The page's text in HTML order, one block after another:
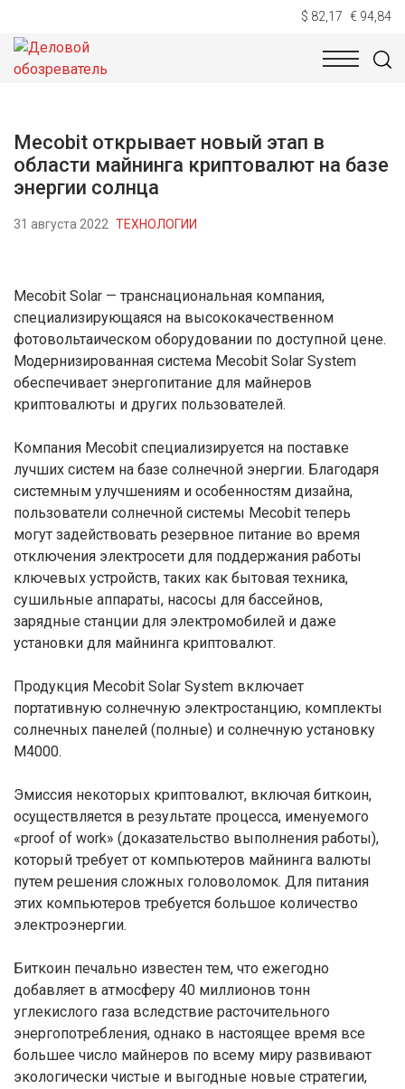
$ 82,17 € 94,84
НОВОСТИ
Mecobit открывает новый этап в
области майнинга криптовалют на базе
энергии солнца
31 августа 2022 ТЕХНОЛОГИИ
Mecobit Solar — транснациональная компания,
специализирующаяся на высококачественном
фотовольтаическом оборудовании по доступной цене.
Модернизированная система Mecobit Solar System
обеспечивает энергопитание для майнеров
криптовалюты и других пользователей.
Компания Mecobit специализируется на поставке
лучших систем на базе солнечной энергии. Благодаря
системным улучшениям и особенностям дизайна,
пользователи солнечной системы Mecobit теперь
могут задействовать резервное питание во время
отключения электросети для поддержания работы
ключевых устройств, таких как бытовая техника,
сушильные аппараты, насосы для бассейнов,
зарядные станции для электромобилей и даже
установки для майнинга криптовалют.
Продукция Mecobit Solar System включает
портативную солнечную электростанцию, комплекты
солнечных панелей (полные) и солнечную установку
M4000.
Эмиссия некоторых криптовалют, включая биткоин,
осуществляется в результате процесса, именуемого
«proof of work» (доказательство выполнения работы),
который требует от компьютеров майнинга валюты
путем решения сложных головоломок. Для питания
этих компьютеров требуется большое количество
электроэнергии.
Биткоин печально известен тем, что ежегодно
добавляет в атмосферу 40 миллионов тонн
углекислого газа вследствие расточительного
энергопотребления, однако в настоящее время все
большее число майнеров по всему миру развивают
экологически чистые и выгодные новые стратегии,